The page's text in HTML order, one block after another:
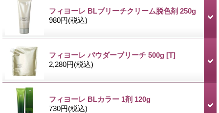
フィヨーレ BLブリーチクリーム脱色剤 250g
980円(税込)
フィヨーレ パウダーブリーチ 500g [T]
2,280円(税込)
フィヨーレ BLカラー 1剤 120g
730円(税込)